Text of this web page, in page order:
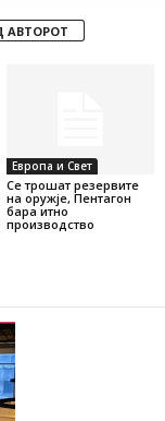
АВТОРОТ
Европа и Свет
Се трошат резервите
на оружје, Пентагон
бара итно
производство